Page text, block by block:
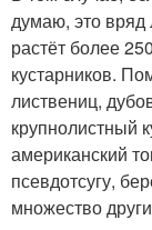
думаю, это вряд
растёт более
кустарников.
листвениц,
крупнолистный
американский
псевдотсугу,
множество